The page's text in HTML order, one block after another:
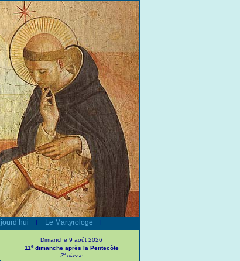
| Le Martyrologe |
Dimanche 9 août 2026
11edimanche après la Pentecôte
2eclasse